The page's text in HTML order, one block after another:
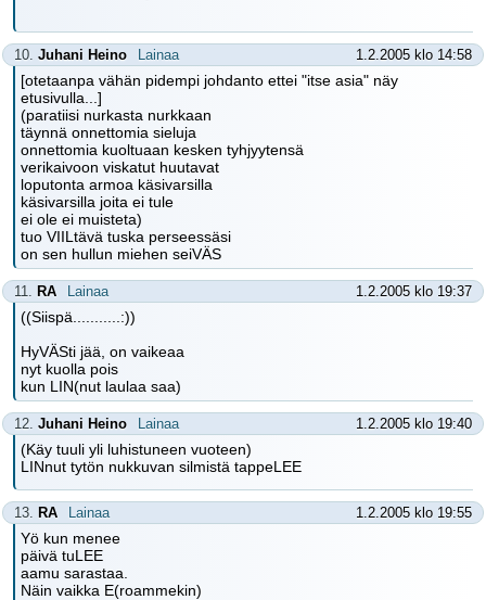
10. Juhani Heino Lainaa 1.2.2005 klo 14:58
[otetaanpa vähän pidempi johdanto ettei "itse asia" näy
etusivulla...]
(paratiisi nurkasta nurkkaan
täynnä onnettomia sieluja
onnettomia kuoltuaan kesken tyhjyytensä
verikaivoon viskatut huutavat
loputonta armoa käsivarsilla
käsivarsilla joita ei tule
ei ole ei muisteta)
tuo VIILtävä tuska perseessäsi
on sen hullun miehen seiVÄS
11. RA Lainaa 1.2.2005 klo 19:37
((Siispä...........:))
HyVÄSti jää, on vaikeaa
nyt kuolla pois
kun LIN(nut laulaa saa)
12. Juhani Heino Lainaa 1.2.2005 klo 19:40
(Käy tuuli yli luhistuneen vuoteen)
LINnut tytön nukkuvan silmistä tappeLEE
13. RA Lainaa 1.2.2005 klo 19:55
Yö kun menee
päivä tuLEE
aamu sarastaa.
Näin vaikka E(roammekin)